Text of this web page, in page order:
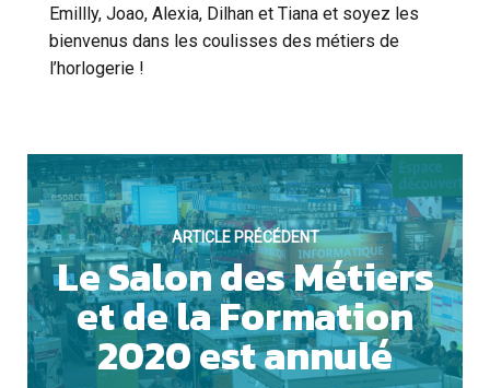
Emillly, Joao, Alexia, Dilhan et Tiana et soyez les
bienvenus dans les coulisses des métiers de
l’horlogerie !
ARTICLE PRÉCÉDENT
Le Salon des Métiers
et de la Formation
2020 est annulé